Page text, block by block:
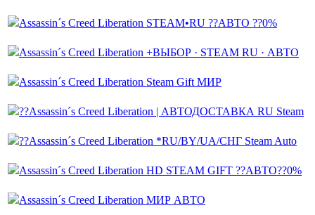
Assassin´s Creed Liberation STEAM•RU ??АВТО ??0%
Assassin´s Creed Liberation +ВЫБОР · STEAM RU · АВТО
Assassin´s Creed Liberation Steam Gift МИР
??Assassin´s Creed Liberation | АВТОДОСТАВКА RU Steam
??Assassin´s Creed Liberation *RU/BY/UA/СНГ Steam Auto
Assassin´s Creed Liberation HD STEAM GIFT ??АВТО??0%
Assassin´s Creed Liberation МИР АВТО